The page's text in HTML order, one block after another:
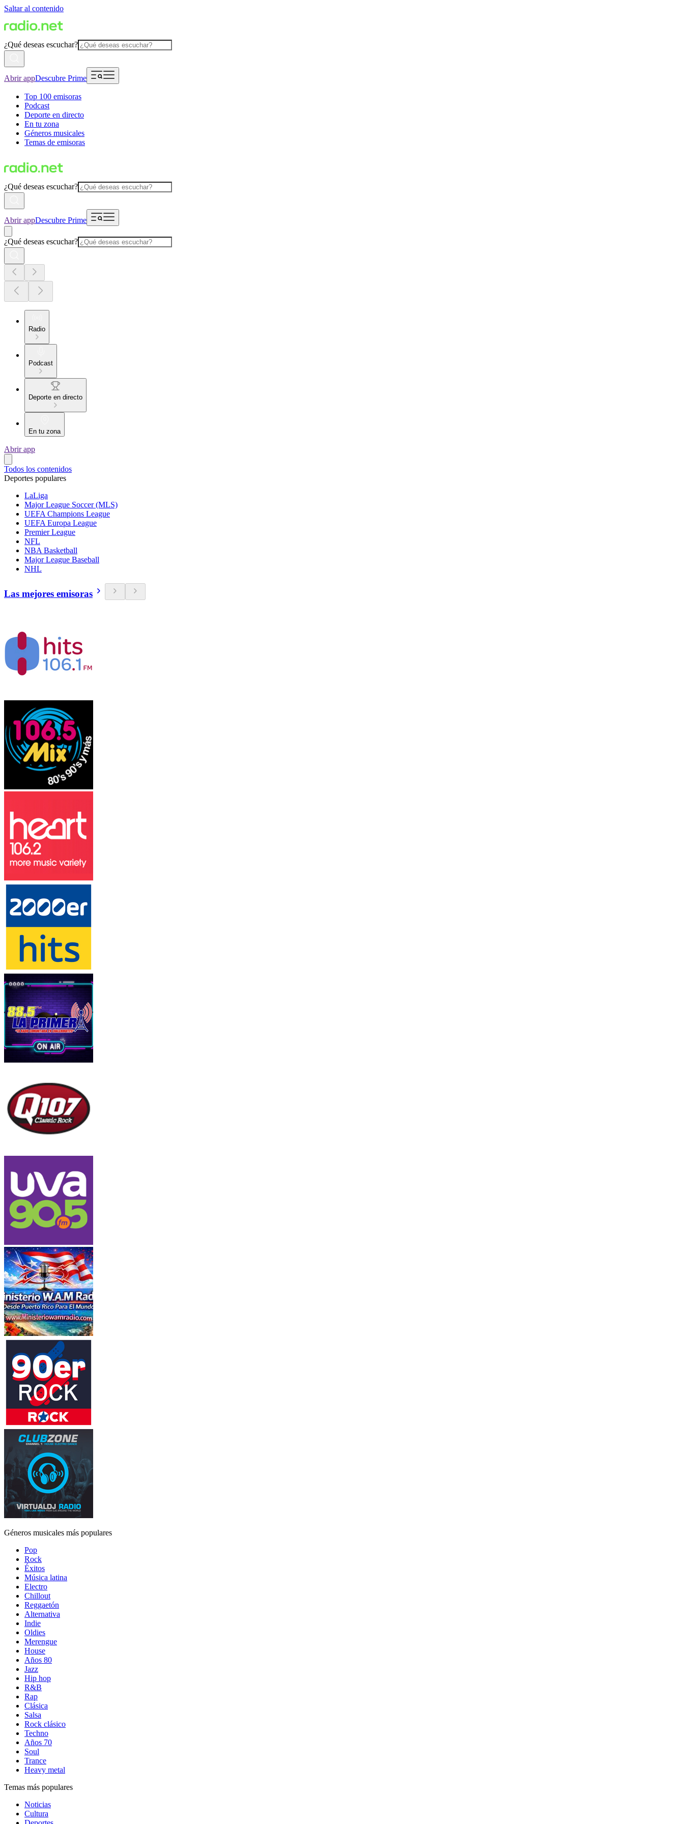
Saltar al contenido
¿Qué deseas escuchar?
Abrir appDescubre Prime
Top 100 emisoras
Podcast
Deporte en directo
En tu zona
Géneros musicales
Temas de emisoras
¿Qué deseas escuchar?
Abrir appDescubre Prime
¿Qué deseas escuchar?
Radio
Podcast
Deporte en directo
En tu zona
Abrir app
Todos los contenidos
Deportes populares
LaLiga
Major League Soccer (MLS)
UEFA Champions League
UEFA Europa League
Premier League
NFL
NBA Basketball
Major League Baseball
NHL
Las mejores emisoras
Géneros musicales más populares
Pop
Rock
Éxitos
Música latina
Electro
Chillout
Reggaetón
Alternativa
Indie
Oldies
Merengue
House
Años 80
Jazz
Hip hop
R&B
Rap
Clásica
Salsa
Rock clásico
Techno
Años 70
Soul
Trance
Heavy metal
Temas más populares
Noticias
Cultura